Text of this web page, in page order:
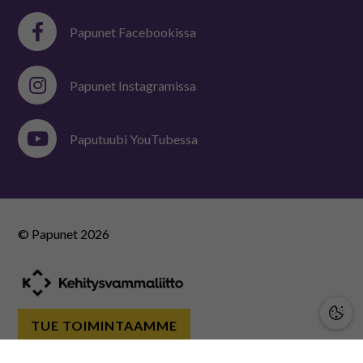
Papunet Facebookissa
Papunet Instagramissa
Paputuubi YouTubessa
© Papunet 2026
TUE TOIMINTAAMME